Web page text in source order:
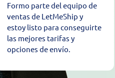
Formo parte del equipo de
ventas de LetMeShip y
estoy listo para conseguirte
las mejores tarifas y
opciones de envío.